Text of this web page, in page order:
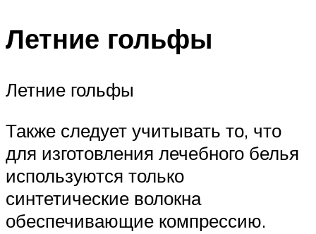
Летние гольфы
Летние гольфы
Также следует учитывать то, что
для изготовления лечебного белья
используются только
синтетические волокна
обеспечивающие компрессию.